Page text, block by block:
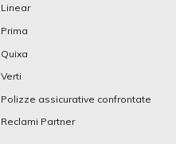
Linear
Prima
Quixa
Verti
Polizze assicurative confrontate
Reclami Partner